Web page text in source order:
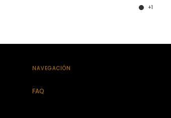
+1
NAVEGACIÓN
FAQ